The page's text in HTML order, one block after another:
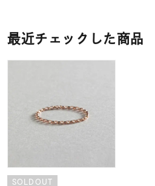
最近チェックした商品
SOLDOUT